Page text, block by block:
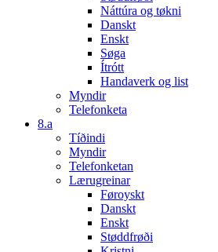
Náttúra og tøkni
Danskt
Enskt
Søga
Ítrótt
Handaverk og list
Myndir
Telefonketa
8.a
Tíðindi
Myndir
Telefonketan
Lærugreinar
Føroyskt
Danskt
Enskt
Støddfrøði